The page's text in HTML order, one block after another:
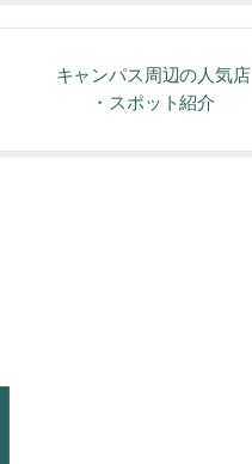
キャンパス周辺の人気店
・スポット紹介